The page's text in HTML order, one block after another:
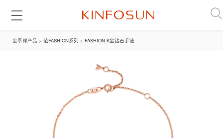
金奉祥产品 > 范FASHION系列 > FASHION K金钻石手链